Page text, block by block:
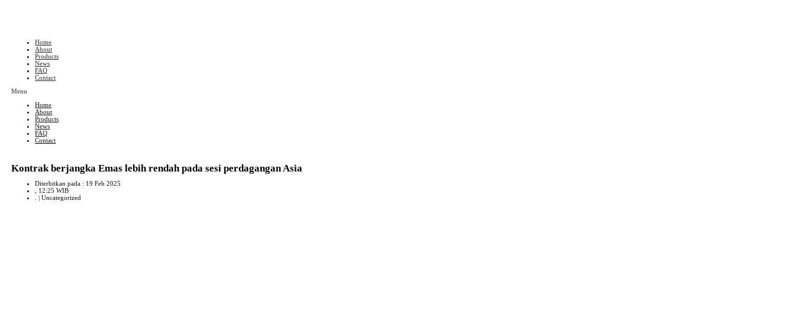
Home
About
Products
News
FAQ
Contact
Menu
Home
About
Products
News
FAQ
Contact
Kontrak berjangka Emas lebih rendah pada sesi perdagangan Asia
Diterbitkan pada : 19 Feb 2025
, 12:25 WIB
. | Uncategorized